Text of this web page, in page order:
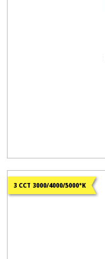
3 CCT 3000/4000/5000°K